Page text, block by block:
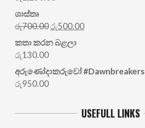
ශාස්තෘ
රු700.00Original
price
was:
රු500.00Current
කතා කරන බළලා
රු130.00
අරු‍ණෝදාකරුවෝ #Dawnbreakers
රු950.00
USEFULL LINKS